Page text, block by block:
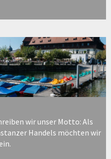
wir unser Motto: Als
Handels möchten wir